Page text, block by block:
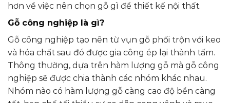
hơn về việc nên chọn gỗ gì để thiết kế nội thất.
Gỗ công nghiệp là gì?
Gỗ công nghiệp tạo nên từ vụn gỗ phối trộn với keo
và hóa chất sau đó được gia công ép lại thành tấm.
Thông thường, dựa trên hàm lượng gỗ mà gỗ công
nghiệp sẽ được chia thành các nhóm khác nhau.
Nhóm nào có hàm lượng gỗ càng cao độ bền càng